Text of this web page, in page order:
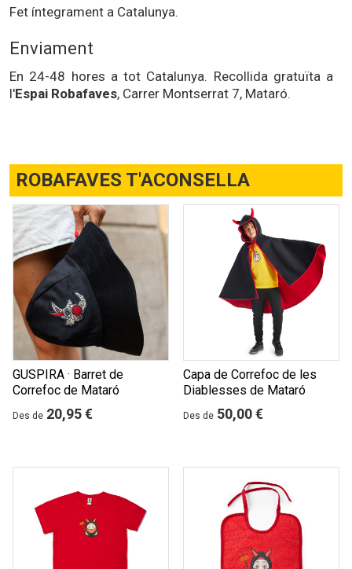
Fet íntegrament a Catalunya.
Enviament
En 24-48 hores a tot Catalunya. Recollida gratuïta a
l'Espai Robafaves, Carrer Montserrat 7, Mataró.
ROBAFAVES T'ACONSELLA
GUSPIRA · Barret de
Correfoc de Mataró
Des de 20,95 €
Capa de Correfoc de les
Diablesses de Mataró
Des de 50,00 €